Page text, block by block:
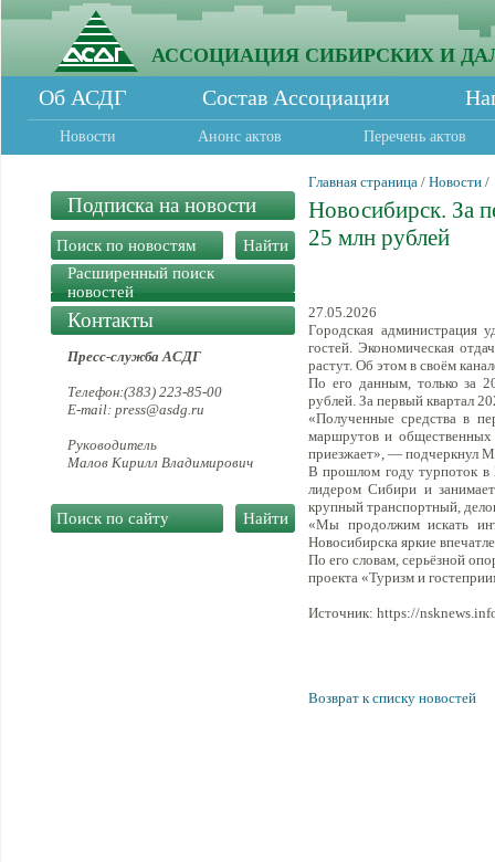
АССОЦИАЦИЯ СИБИРСКИХ И
Об АСДГ Состав Ассоциации
Новости Анонс актов Перечень актов
Подписка на новости
Расширенный поиск
новостей
Контакты
Пресс-служба АСДГ
Телефон:(383) 223-85-00
E-mail: press@asdg.ru
Руководитель
Малов Кирилл Владимирович
Главная страница / Новости /
Новосибирск. За
25 млн рублей
27.05.2026
Городская администрация
гостей. Экономическая
растут. Об этом в своём
По его данным, только за
рублей. За первый квартал
«Полученные средства в
маршрутов и общественных
приезжает», — подчеркнул
В прошлом году турпоток в
лидером Сибири и
крупный транспортный,
«Мы продолжим искать
Новосибирска яркие
По его словам, серьёзной
проекта «Туризм и
Источник: https://
Возврат к списку новостей